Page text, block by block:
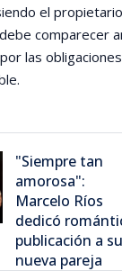
el
comparecer
las obligaciones
"Siempre tan
amorosa":
Marcelo Ríos
dedicó
publicación a su
nueva pareja